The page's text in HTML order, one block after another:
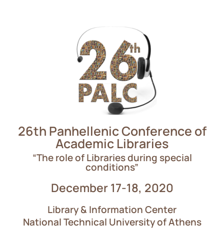
26th Panhellenic Conference of
Academic Libraries
“The role of Libraries during special
conditions”
December 17-18, 2020
Library & Information Center
National Technical University of Athens